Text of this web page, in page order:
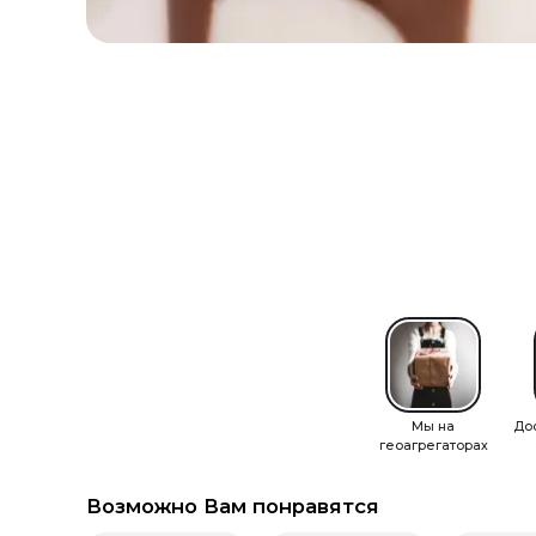
Мы на
геоагрегаторах
Возможно Вам понравятся